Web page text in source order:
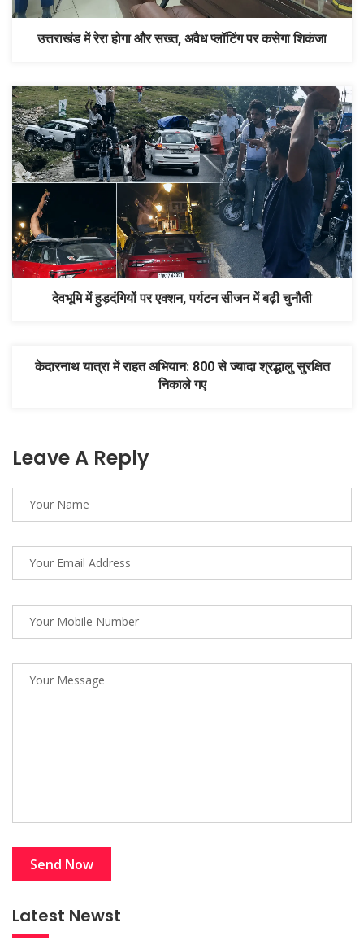
उत्तराखंड में रेरा होगा और सख्त, अवैध प्लॉटिंग पर कसेगा शिकंजा
देवभूमि में हुड़दंगियों पर एक्शन, पर्यटन सीजन में बढ़ी चुनौती
केदारनाथ यात्रा में राहत अभियान: 800 से ज्यादा श्रद्धालु सुरक्षित
निकाले गए
Leave A Reply
Latest Newst